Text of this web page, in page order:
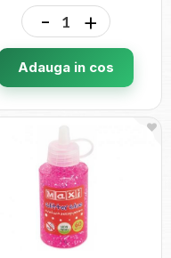
- +
Adauga in cos